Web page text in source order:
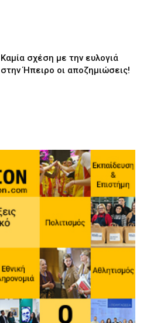
Καμία σχέση με την ευλογιά
στην Ήπειρο οι αποζημιώσεις!